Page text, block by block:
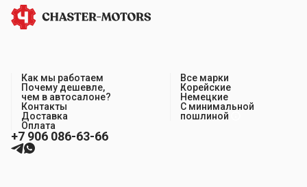
Как мы работаем
Почему дешевле,
чем в автосалоне?
Контакты
Доставка
Оплата
Все марки
Корейские
Немецкие
С минимальной
пошлиной
+7 906 086-63-66